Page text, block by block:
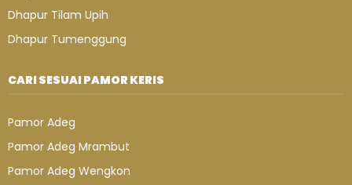
Dhapur Tilam Upih
Dhapur Tumenggung
CARI SESUAI PAMOR KERIS
Pamor Adeg
Pamor Adeg Mrambut
Pamor Adeg Wengkon